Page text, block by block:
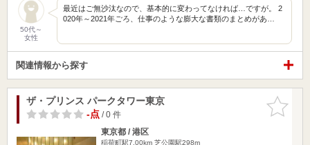
50代～
女性
最近はご無沙汰なので、基本的に変わってなければ…ですが。 2
020年～2021年ごろ、仕事のような膨大な書類のまとめがあ…
関連情報から探す
お気に入
りに追加
ザ・プリンス パークタワー東京
-点/ 0 件
東京都 / 港区
稲荷町駅7.00km 芝公園駅298m